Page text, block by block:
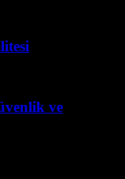
ve